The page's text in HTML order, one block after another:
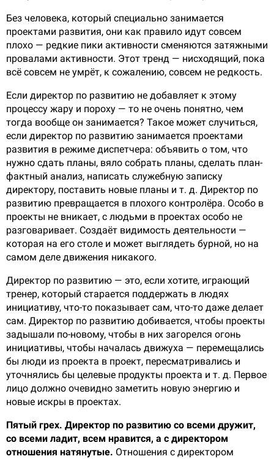
Без человека, который специально занимается
проектами развития, они как правило идут совсем
плохо — редкие пики активности сменяются затяжными
провалами активности. Этот тренд — нисходящий, пока
всё совсем не умрёт, к сожалению, совсем не редкость.
Если директор по развитию не добавляет к этому
процессу жару и пороху — то не очень понятно, чем
тогда вообще он занимается? Такое может случиться,
если директор по развитию занимается проектами
развития в режиме диспетчера: объявить о том, что
нужно сдать планы, вяло собрать планы, сделать план-
фактный анализ, написать служебную записку
директору, поставить новые планы и т. д. Директор по
развитию превращается в плохого контролёра. Особо в
проекты не вникает, с людьми в проектах особо не
разговаривает. Создаёт видимость деятельности —
которая на его столе и может выглядеть бурной, но на
самом деле движения никакого.
Директор по развитию — это, если хотите, играющий
тренер, который старается поддержать в людях
инициативу, что-то показывает сам, что-то даже делает
сам. Директор по развитию добивается, чтобы проекты
задышали по-новому, чтобы в них загорелся огонь
инициативы, чтобы началась движуха — перемещались
бы люди из проекта в проект, пересматривались и
уточнялись бы целевые продукты проекта и т. д. Первое
лицо должно очевидно заметить новую энергию и
новые искры в проектах.
Пятый грех. Директор по развитию со всеми дружит,
со всеми ладит, всем нравится, а с директором
отношения натянутые. Отношения с директором